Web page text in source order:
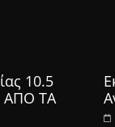
10.5
ΑΠΟ ΤΑ